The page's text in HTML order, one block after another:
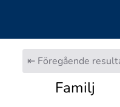
⇤ Föregående
Familj